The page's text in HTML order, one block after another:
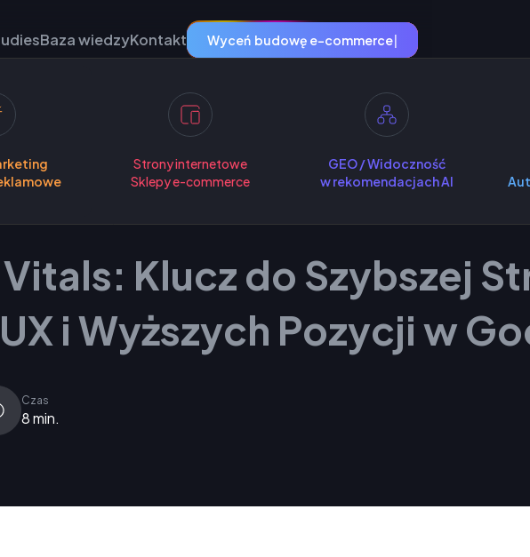
Strony internetowe
Sklepy e-commerce
GEO / Widoczność
w rekomendacjach AI
Baza wiedzyKontakt Wyceń budowę str|
Klucz do Szybszej
i Wyższych Pozycji w
Czas
8 min.